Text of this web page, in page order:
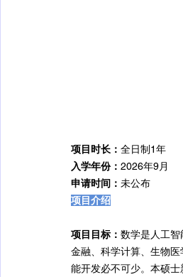
项目时长： 全日制1年
入学年份： 2026年9月
申请时间： 未公布
项目介绍
项目目标： 数学是人工
金融、科学计算、生物
能开发必不可少。本硕